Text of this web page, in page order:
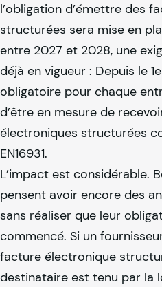
l’obligation d’émettre des
structurées sera mise en
entre 2027 et 2028, une
déjà en vigueur : Depuis le
obligatoire pour chaque
d’être en mesure de
électroniques structurées
EN16931.
L’impact est considérable.
pensent avoir encore des
sans réaliser que leur
commencé. Si un
facture électronique
destinataire est tenu par la